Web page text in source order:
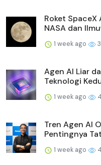
Roket SpaceX
NASA dan
1 week ago
Agen AI Liar
Teknologi
1 week ago
Tren Agen AI
Pentingnya
1 week ago